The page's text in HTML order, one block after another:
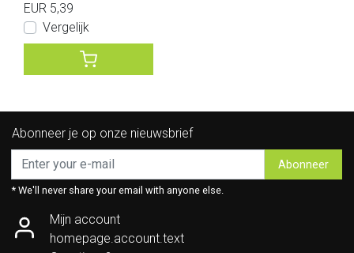
EUR 5,39
Vergelijk
Abonneer je op onze nieuwsbrief
Abonneer
* We'll never share your email with anyone else.
Mijn account
homepage.account.text